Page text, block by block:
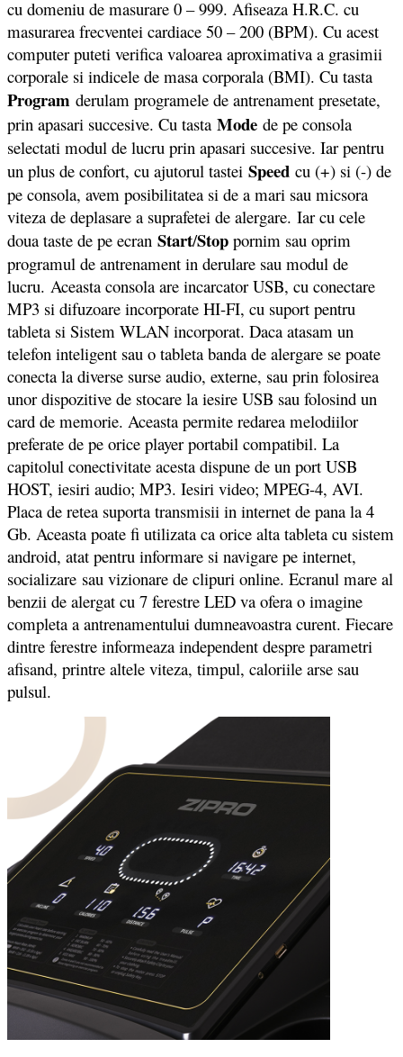
cu domeniu de masurare 0 – 999. Afiseaza H.R.C. cu
masurarea frecventei cardiace 50 – 200 (BPM). Cu acest
computer puteti verifica valoarea aproximativa a grasimii
corporale si indicele de masa corporala (BMI). Cu tasta
Program derulam programele de antrenament presetate,
prin apasari succesive. Cu tasta Mode de pe consola
selectati modul de lucru prin apasari succesive. Iar pentru
un plus de confort, cu ajutorul tastei Speed cu (+) si (-) de
pe consola, avem posibilitatea si de a mari sau micsora
viteza de deplasare a suprafetei de alergare. Iar cu cele
doua taste de pe ecran Start/Stop pornim sau oprim
programul de antrenament in derulare sau modul de
lucru. Aceasta consola are incarcator USB, cu conectare
MP3 si difuzoare incorporate HI-FI, cu suport pentru
tableta si Sistem WLAN incorporat. Daca atasam un
telefon inteligent sau o tableta banda de alergare se poate
conecta la diverse surse audio, externe, sau prin folosirea
unor dispozitive de stocare la iesire USB sau folosind un
card de memorie. Aceasta permite redarea melodiilor
preferate de pe orice player portabil compatibil. La
capitolul conectivitate acesta dispune de un port USB
HOST, iesiri audio; MP3. Iesiri video; MPEG-4, AVI.
Placa de retea suporta transmisii in internet de pana la 4
Gb. Aceasta poate fi utilizata ca orice alta tableta cu sistem
android, atat pentru informare si navigare pe internet,
socializare sau vizionare de clipuri online. Ecranul mare al
benzii de alergat cu 7 ferestre LED va ofera o imagine
completa a antrenamentului dumneavoastra curent. Fiecare
dintre ferestre informeaza independent despre parametri
afisand, printre altele viteza, timpul, caloriile arse sau
pulsul.